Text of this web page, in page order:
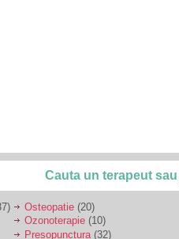
Cauta un terapeut sau
Osteopatie (20)
Ozonoterapie (10)
Presopunctura (32)